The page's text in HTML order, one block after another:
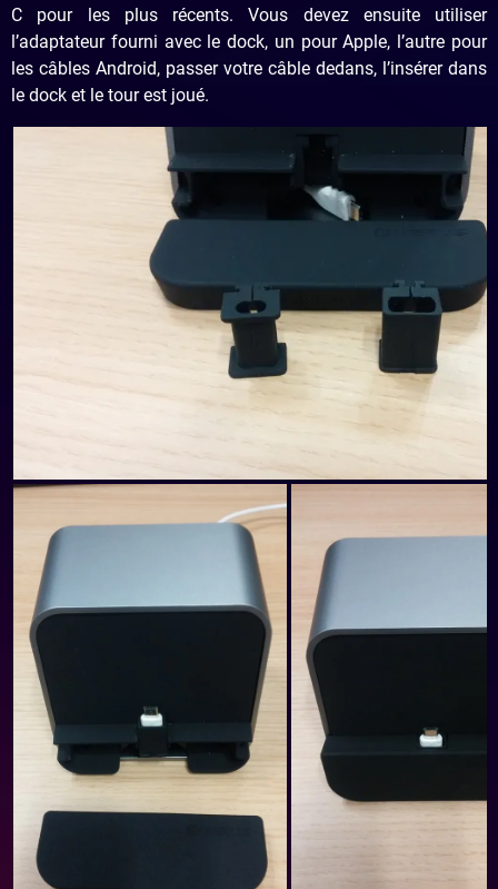
C pour les plus récents. Vous devez ensuite utiliser
l’adaptateur fourni avec le dock, un pour Apple, l’autre pour
les câbles Android, passer votre câble dedans, l’insérer dans
le dock et le tour est joué.